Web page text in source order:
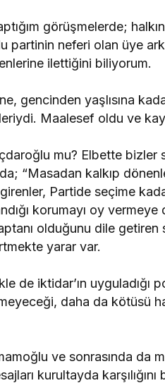
görüşmelerde; halkın
partinin neferi olan üye
ilettiğini biliyorum.
gencinden yaşlısına
Maalesef oldu ve
mu? Elbette bizler
“Masadan kalkıp
Partide seçime
korumayı oy vermeye
olduğunu dile getiren
yarar var.
de iktidar’ın uyguladığı
daha da kötüsü
ve sonrasında da
kurultayda karşılığını